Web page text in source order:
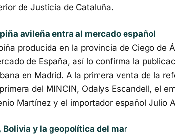
de Justicia de Cataluña.
avileña entra al mercado español
producida en la provincia de Ciego de
de España, así lo confirma la
en Madrid. A la primera venta de la
del MINCIN, Odalys Escandell, el
Martínez y el importador español Julio
Bolivia y la geopolítica del mar